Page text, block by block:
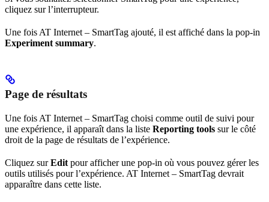
cliquez sur l’interrupteur.
Une fois AT Internet – SmartTag ajouté, il est affiché dans la pop-in
Experiment summary.
Page de résultats
Une fois AT Internet – SmartTag choisi comme outil de suivi pour
une expérience, il apparaît dans la liste Reporting tools sur le côté
droit de la page de résultats de l’expérience.
Cliquez surEdit pour afficher une pop-in où vous pouvez gérer les
outils utilisés pour l’expérience. AT Internet – SmartTag devrait
apparaître dans cette liste.